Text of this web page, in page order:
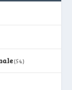
(54)